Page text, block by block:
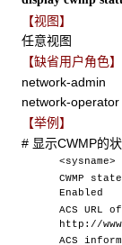
【视图】
任意视图
【缺省用户角色】
network-admin
network-operator
【举例】
# 显示CWMP的状
Enabled
ACS
http://
ACS